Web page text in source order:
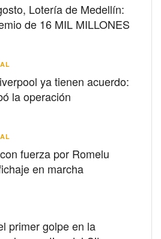
Lotería de Medellín:
de 16 MIL MILLONES
ya tienen acuerdo:
la operación
fuerza por Romelu
en marcha
primer golpe en la